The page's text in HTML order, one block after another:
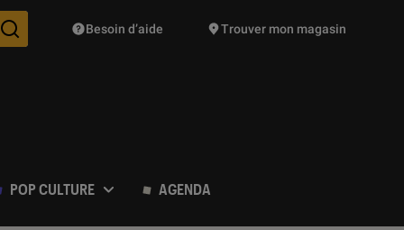
Des suggestions de produits vont vous être proposées
Besoin d’aide Trouver mon magasin
POP CULTURE AGENDA